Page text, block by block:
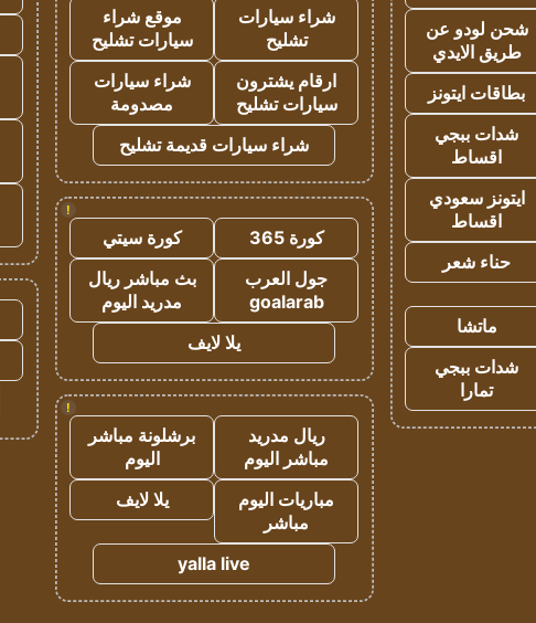
شحن لودو عن
طريق الايدي
بطاقات ايتونز
شدات ببجي
اقساط
ايتونز سعودي
اقساط
حناء شعر
ماتشا
شدات ببجي
تمارا
شراء سيارات
تشليح
موقع شراء
سيارات تشليح
ارقام يشترون
سيارات تشليح
شراء سيارات
مصدومة
شراء سيارات قديمة تشليح
!
كورة 365
كورة سيتي
جول العرب
goalarab
بث مباشر ريال
مدريد اليوم
يلا لايف
!
ريال مدريد
مباشر اليوم
برشلونة مباشر
اليوم
مباريات اليوم
مباشر
يلا لايف
yalla live